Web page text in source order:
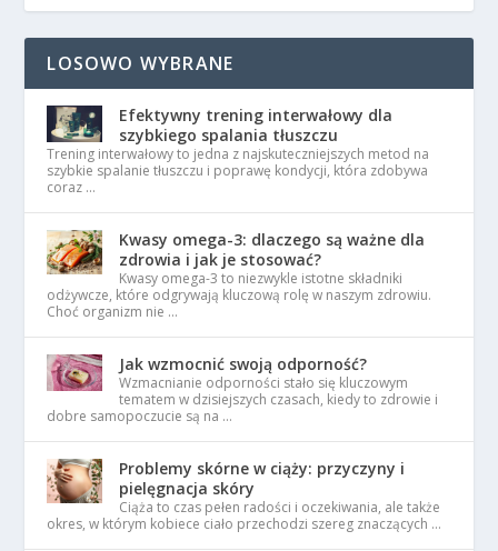
LOSOWO WYBRANE
Efektywny trening interwałowy dla
szybkiego spalania tłuszczu
Trening interwałowy to jedna z najskuteczniejszych metod na
szybkie spalanie tłuszczu i poprawę kondycji, która zdobywa
coraz …
Kwasy omega-3: dlaczego są ważne dla
zdrowia i jak je stosować?
Kwasy omega-3 to niezwykle istotne składniki
odżywcze, które odgrywają kluczową rolę w naszym zdrowiu.
Choć organizm nie …
Jak wzmocnić swoją odporność?
Wzmacnianie odporności stało się kluczowym
tematem w dzisiejszych czasach, kiedy to zdrowie i
dobre samopoczucie są na …
Problemy skórne w ciąży: przyczyny i
pielęgnacja skóry
Ciąża to czas pełen radości i oczekiwania, ale także
okres, w którym kobiece ciało przechodzi szereg znaczących …